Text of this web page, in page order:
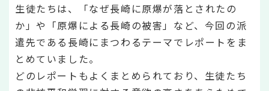
生徒たちは、「なぜ長崎に原爆が落とされたの
か」や「原爆による長崎の被害」など、今回の派
遣先である長崎にまつわるテーマでレポートをま
とめていました。
どのレポートもよくまとめられており、生徒たち